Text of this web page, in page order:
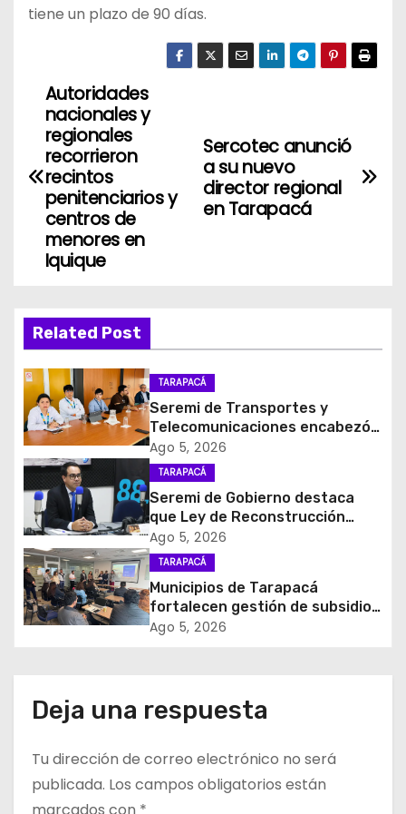
tiene un plazo de 90 días.
N
v
c
i
ó
n
d
e
e
n
t
a
d
a
Sercotec anunció
a su nuevo
director regional
en Tarapacá
Autoridades
nacionales y
regionales
recorrieron
recintos
penitenciarios y
centros de
menores en
Iquique
Related Post
TARAPACÁ
Seremi de Transportes y
Telecomunicaciones encabezó
primera mesa de coordinación
para el retiro de cables en
desuso en Iquique
Ago 5, 2026
TARAPACÁ
Seremi de Gobierno destaca
que Ley de Reconstrucción
Nacional impulsará la inversión
y el empleo en Tarapacá
Ago 5, 2026
TARAPACÁ
Municipios de Tarapacá
fortalecen gestión de subsidios
de agua potable en jornada
Ago 5, 2026
Deja una respuesta
Tu dirección de correo electrónico no será
publicada. Los campos obligatorios están